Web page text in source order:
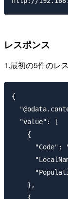
レスポンス
1.最初の5件のレ
{
  "value": [
    {
"Code":
    },